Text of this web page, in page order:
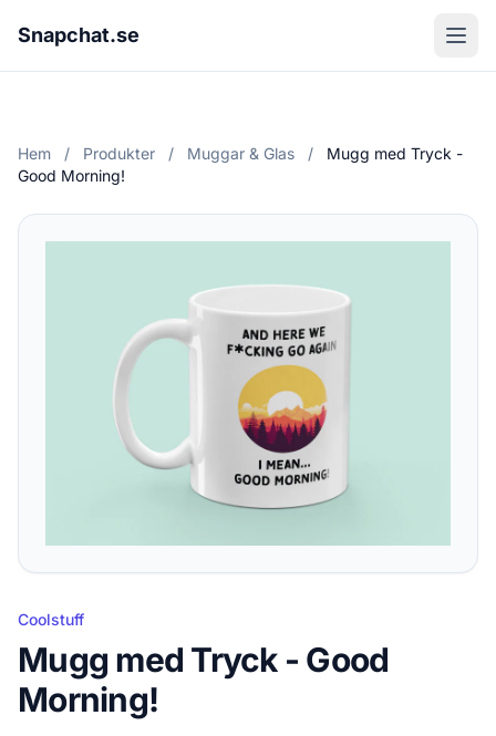
Snapchat.se
Hem / Produkter / Muggar & Glas /
Mugg med Tryck -
Good Morning!
Coolstuff
Mugg med Tryck - Good
Morning!